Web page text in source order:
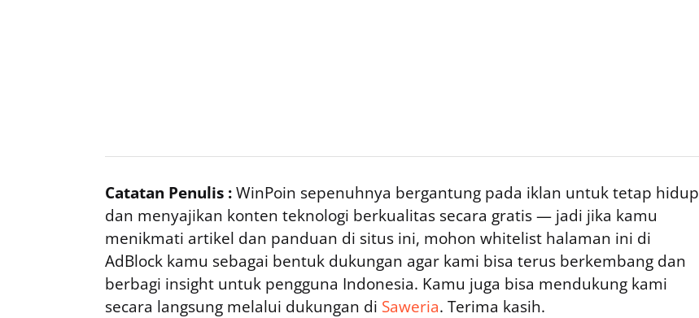
Catatan Penulis :WinPoin sepenuhnya bergantung pada iklan untuk tetap hidup
dan menyajikan konten teknologi berkualitas secara gratis — jadi jika kamu
menikmati artikel dan panduan di situs ini, mohon whitelist halaman ini di
AdBlock kamu sebagai bentuk dukungan agar kami bisa terus berkembang dan
berbagi insight untuk pengguna Indonesia. Kamu juga bisa mendukung kami
secara langsung melalui dukungan di Saweria. Terima kasih.